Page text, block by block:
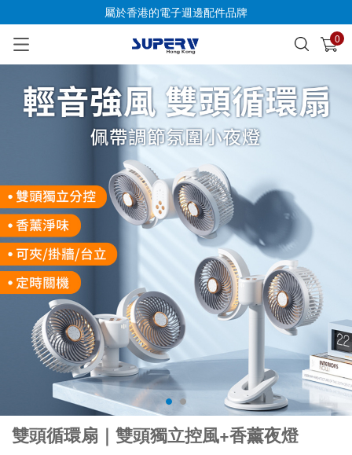
屬於香港的電子週邊配件品牌
0
已加入購物車 查看
雙頭循環扇｜雙頭獨立控風+香薰夜燈